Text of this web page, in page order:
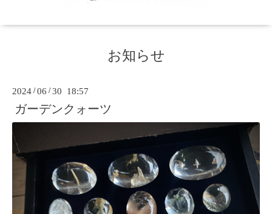
お知らせ
2024 /06 /30 18:57
ガーデンクォーツ